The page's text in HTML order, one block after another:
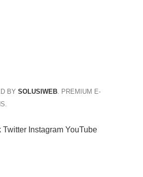
BY SOLUSIWEB. PREMIUM E-
Twitter Instagram YouTube